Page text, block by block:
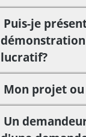
Puis-je
lucratif?
Mon projet
Un